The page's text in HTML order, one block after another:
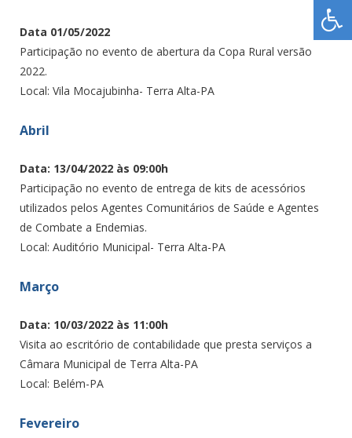
Data 01/05/2022
Participação no evento de abertura da Copa Rural versão
2022.
Local: Vila Mocajubinha- Terra Alta-PA
Abril
Data: 13/04/2022 às 09:00h
Participação no evento de entrega de kits de acessórios
utilizados pelos Agentes Comunitários de Saúde e Agentes
de Combate a Endemias.
Local: Auditório Municipal- Terra Alta-PA
Março
Data: 10/03/2022 às 11:00h
Visita ao escritório de contabilidade que presta serviços a
Câmara Municipal de Terra Alta-PA
Local: Belém-PA
Fevereiro